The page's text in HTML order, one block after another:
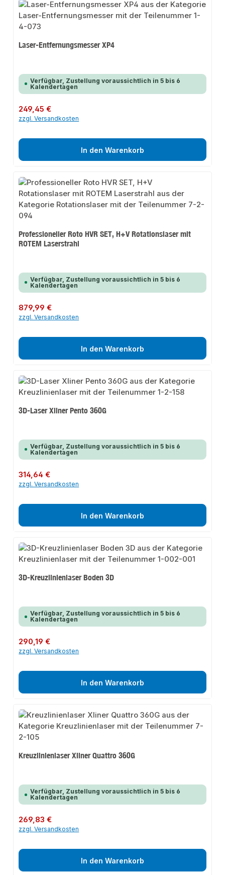
Laser-Entfernungsmesser XP4
Verfügbar, Zustellung voraussichtlich in 5 bis 6
Kalendertagen
Regulärer Preis:
249,45 €
zzgl. Versandkosten
In den Warenkorb
Professioneller Roto HVR SET, H+V Rotationslaser mit
ROTEM Laserstrahl
Verfügbar, Zustellung voraussichtlich in 5 bis 6
Kalendertagen
Regulärer Preis:
879,99 €
zzgl. Versandkosten
In den Warenkorb
3D-Laser Xliner Pento 360G
Verfügbar, Zustellung voraussichtlich in 5 bis 6
Kalendertagen
Regulärer Preis:
314,64 €
zzgl. Versandkosten
In den Warenkorb
3D-Kreuzlinienlaser Boden 3D
Verfügbar, Zustellung voraussichtlich in 5 bis 6
Kalendertagen
Regulärer Preis:
290,19 €
zzgl. Versandkosten
In den Warenkorb
Kreuzlinienlaser Xliner Quattro 360G
Verfügbar, Zustellung voraussichtlich in 5 bis 6
Kalendertagen
Regulärer Preis:
269,83 €
zzgl. Versandkosten
In den Warenkorb